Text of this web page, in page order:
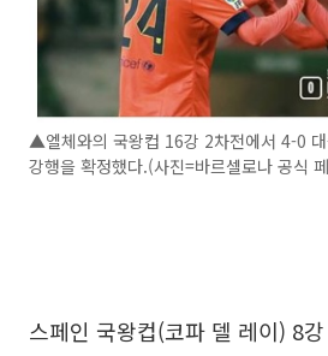
▲엘체와의 국왕컵 16강 2차전에서 4-0
강행을 확정했다.(사진=바르셀로나 공식
스페인 국왕컵(코파 델 레이) 8